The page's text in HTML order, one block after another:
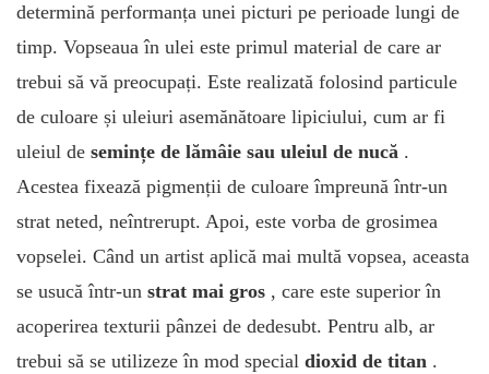
determină performanța unei picturi pe perioade lungi de
timp. Vopseaua în ulei este primul material de care ar
trebui să vă preocupați. Este realizată folosind particule
de culoare și uleiuri asemănătoare lipiciului, cum ar fi
uleiul de semințe de lămâie sau uleiul de nucă .
Acestea fixează pigmenții de culoare împreună într-un
strat neted, neîntrerupt. Apoi, este vorba de grosimea
vopselei. Când un artist aplică mai multă vopsea, aceasta
se usucă într-un strat mai gros , care este superior în
acoperirea texturii pânzei de dedesubt. Pentru alb, ar
trebui să se utilizeze în mod special dioxid de titan .